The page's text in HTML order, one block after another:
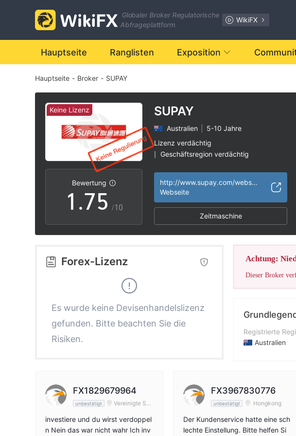
Globaler Broker Regulatorische
Abfrageplattform
WikiFX
Hauptseite Ranglisten Exposition
Hauptseite - Broker - SUPAY
Keine Lizenz
Bewertung
0
1
2
3
5
6
8
9
.
1
2
3
4
5
6
7
8
9
0
1
2
3
4
5
6
7
9
/10
SUPAY
Australien
5-10 Jahre
Lizenz verdächtig
Geschäftsregion verdächtig
Widerrufen
Hohes potenzielles Risiko
http://www.supay.com/website/?language=en
Webseite
Zeitmaschine
Forex-Lizenz
Es wurde keine Devisenhandelslizenz
gefunden. Bitte beachten Sie die
Risiken.
Achtung:
Dieser Broker
Registrierte
Australien
Unternehmen
SUPAY.com
FX1829679964
unbestätigt
Vereinigte Sta
investiere und du wirst verdoppel
n Nein das war nicht wahr Ich inv
FX3967830776
unbestätigt Hongkong
Der Kundenservice hatte eine sch
lechte Einstellung. Bitte helfen Si